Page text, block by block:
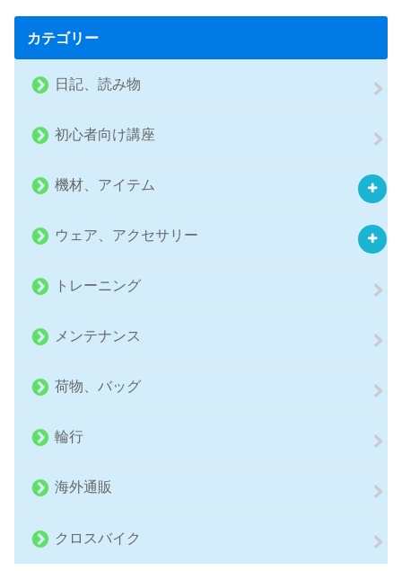
カテゴリー
日記、読み物
初心者向け講座
機材、アイテム
ウェア、アクセサリー
トレーニング
メンテナンス
荷物、バッグ
輪行
海外通販
クロスバイク